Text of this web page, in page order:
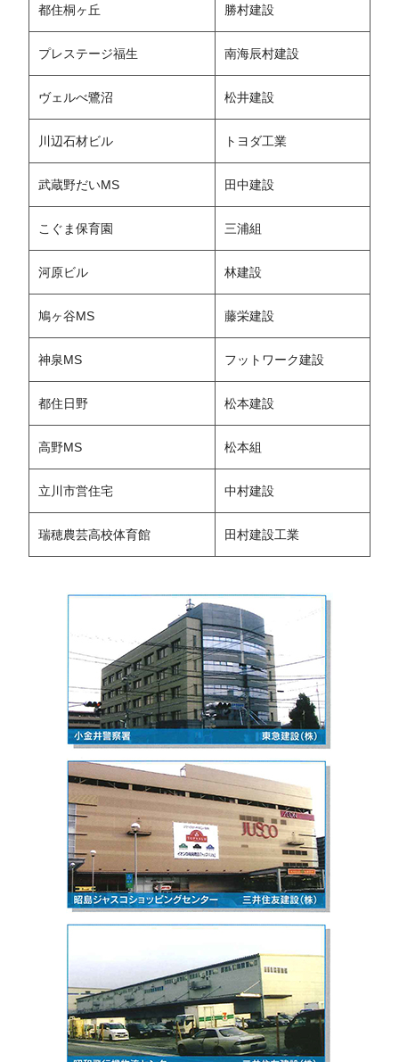
都住桐ヶ丘 勝村建設
プレステージ福生 南海辰村建設
ヴェルべ鷺沼 松井建設
川辺石材ビル トヨダ工業
武蔵野だいMS 田中建設
こぐま保育園 三浦組
河原ビル 林建設
鳩ヶ谷MS 藤栄建設
神泉MS フットワーク建設
都住日野 松本建設
高野MS 松本組
立川市営住宅 中村建設
瑞穂農芸高校体育館 田村建設工業